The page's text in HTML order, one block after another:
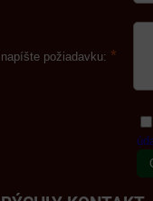
napíšte požiadavku: *